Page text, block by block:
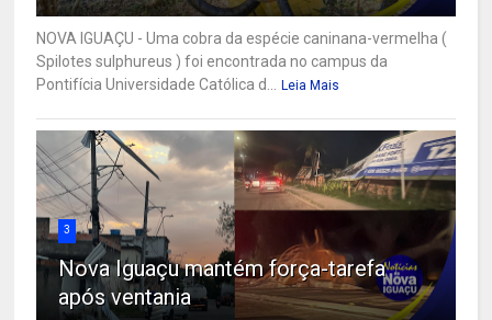
NOVA IGUAÇU - Uma cobra da espécie caninana-vermelha (
Spilotes sulphureus ) foi encontrada no campus da
Pontifícia Universidade Católica d...
Leia Mais
3
Nova Iguaçu mantém força-tarefa
após ventania